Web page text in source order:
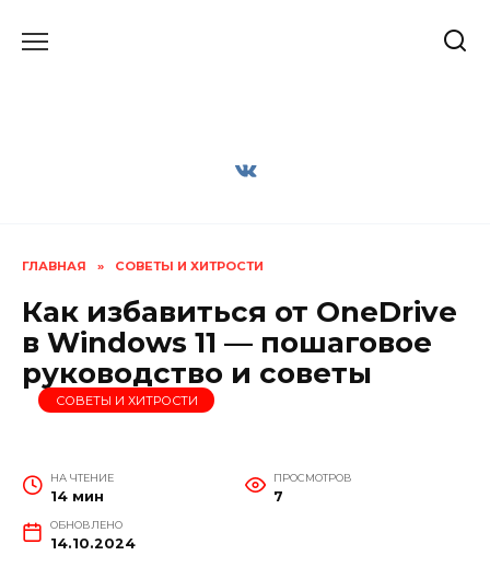
ГЛАВНАЯ » СОВЕТЫ И ХИТРОСТИ
Как избавиться от OneDrive
в Windows 11 — пошаговое
руководство и советы
СОВЕТЫ И ХИТРОСТИ
НА ЧТЕНИЕ
14 мин
ПРОСМОТРОВ
7
ОБНОВЛЕНО
14.10.2024